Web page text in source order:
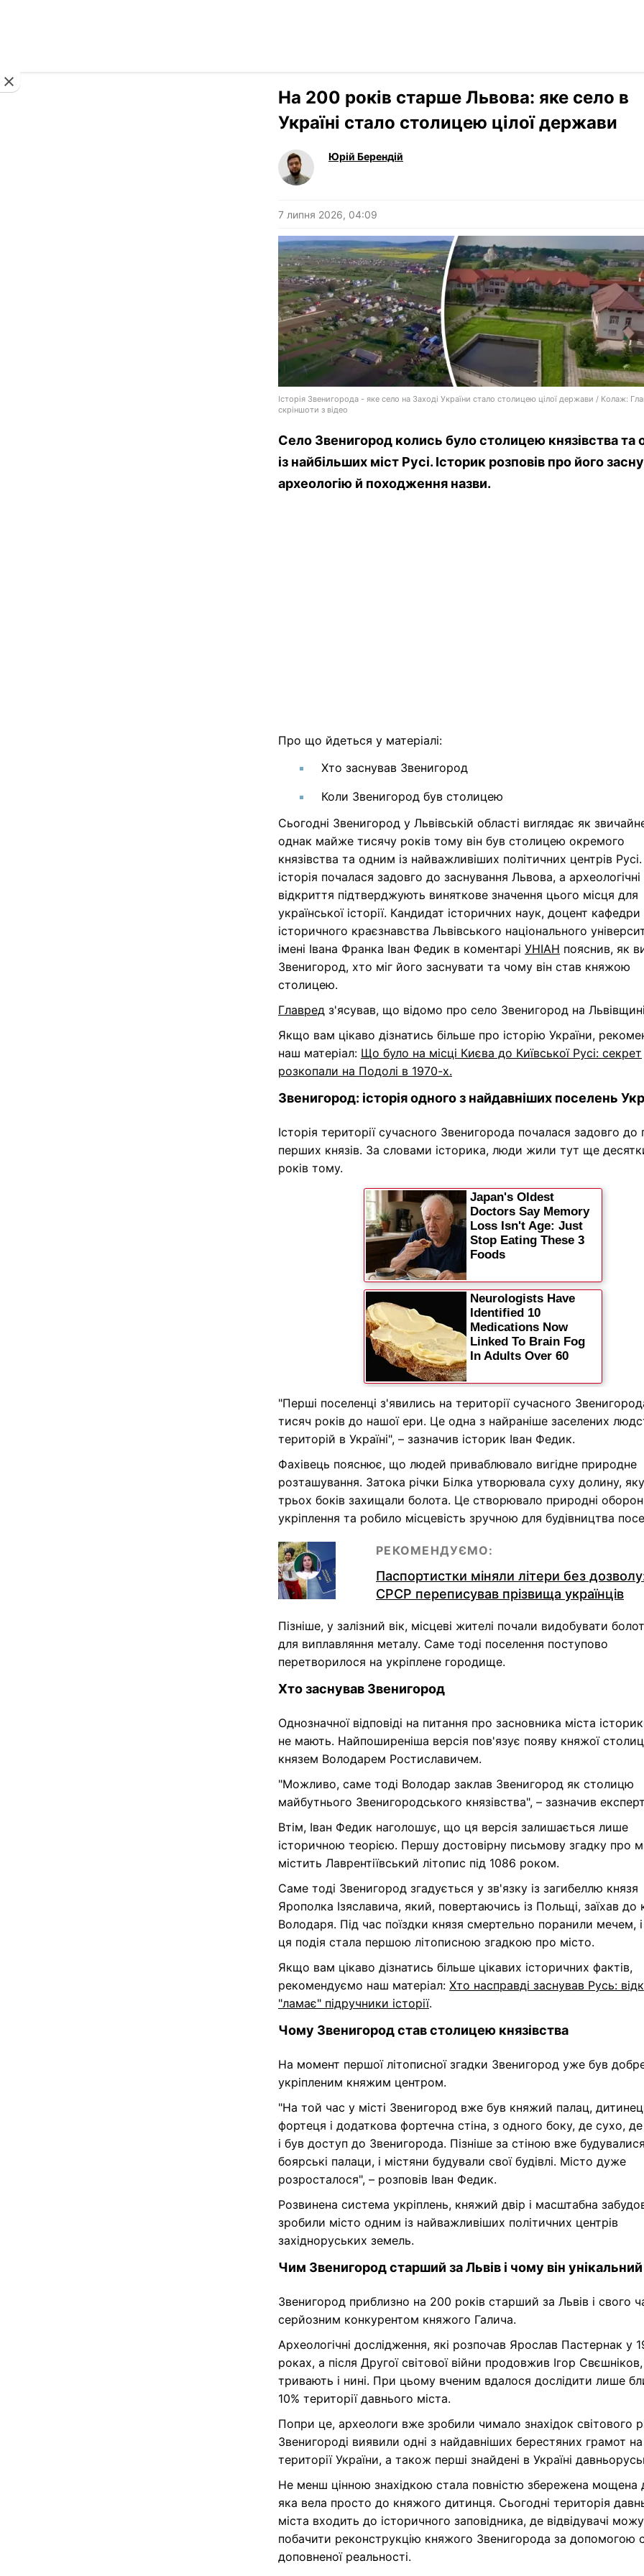
На 200 років старше Львова: яке село в
Україні стало столицею цілої держави
Юрій Берендій
7 липня 2026, 04:09
Історія Звенигорода - яке село на Заході України стало столицею цілої держави / Колаж:
скріншоти з відео
Село Звенигород колись було столицею князівства та
із найбільших міст Русі. Історик розповів про його
археологію й походження назви.
Про що йдеться у матеріалі:
Хто заснував Звенигород
Коли Звенигород був столицею
Сьогодні Звенигород у Львівській області виглядає як
однак майже тисячу років тому він був столицею окремого
князівства та одним із найважливіших політичних центрів
історія почалася задовго до заснування Львова, а археологічні
відкриття підтверджують виняткове значення цього місця для
української історії. Кандидат історичних наук, доцент кафедри
історичного краєзнавства Львівського національного
імені Івана Франка Іван Федик в коментарі УНІАН пояснив, як
Звенигород, хто міг його заснувати та чому він став княжою
столицею.
Главред з'ясував, що відомо про село Звенигород на
Якщо вам цікаво дізнатись більше про історію України,
наш матеріал: Що було на місці Києва до Київської Русі: секрет
розкопали на Подолі в 1970-х.
Звенигород: історія одного з найдавніших поселень
Історія території сучасного Звенигорода почалася задовго до
перших князів. За словами історика, люди жили тут ще
років тому.
"Перші поселенці з'явились на території сучасного
тисяч років до нашої ери. Це одна з найраніше заселених
територій в Україні", – зазначив історик Іван Федик.
Фахівець пояснює, що людей приваблювало вигідне природне
розташування. Затока річки Білка утворювала суху долину,
трьох боків захищали болота. Це створювало природні
укріплення та робило місцевість зручною для будівництва
РЕКОМЕНДУЄМО:
Паспортистки міняли літери без
СРСР переписував прізвища українців
Пізніше, у залізний вік, місцеві жителі почали видобувати
для виплавляння металу. Саме тоді поселення поступово
перетворилося на укріплене городище.
Хто заснував Звенигород
Однозначної відповіді на питання про засновника міста
не мають. Найпоширеніша версія пов'язує появу княжої
князем Володарем Ростиславичем.
"Можливо, саме тоді Володар заклав Звенигород як столицю
майбутнього Звенигородського князівства", – зазначив
Втім, Іван Федик наголошує, що ця версія залишається лише
історичною теорією. Першу достовірну письмову згадку про
містить Лаврентіївський літопис під 1086 роком.
Саме тоді Звенигород згадується у зв'язку із загибеллю князя
Ярополка Ізяславича, який, повертаючись із Польщі, заїхав до
Володаря. Під час поїздки князя смертельно поранили мечем,
ця подія стала першою літописною згадкою про місто.
Якщо вам цікаво дізнатись більше цікавих історичних фактів,
рекомендуємо наш матеріал: Хто насправді заснував Русь:
"ламає" підручники історії.
Чому Звенигород став столицею князівства
На момент першої літописної згадки Звенигород уже був
укріпленим княжим центром.
"На той час у місті Звенигород вже був княжий палац,
фортеця і додаткова фортечна стіна, з одного боку, де сухо,
і був доступ до Звенигорода. Пізніше за стіною вже будувалися
боярські палаци, і містяни будували свої будівлі. Місто дуже
розросталося", – розповів Іван Федик.
Розвинена система укріплень, княжий двір і масштабна
зробили місто одним із найважливіших політичних центрів
західноруських земель.
Чим Звенигород старший за Львів і чому він унікальний
Звенигород приблизно на 200 років старший за Львів і свого
серйозним конкурентом княжого Галича.
Археологічні дослідження, які розпочав Ярослав Пастернак у
роках, а після Другої світової війни продовжив Ігор Свєшніков,
тривають і нині. При цьому вченим вдалося дослідити лише
10% території давнього міста.
Попри це, археологи вже зробили чимало знахідок світового
Звенигороді виявили одні з найдавніших берестяних грамот на
території України, а також перші знайдені в Україні
Не менш цінною знахідкою стала повністю збережена мощена
яка вела просто до княжого дитинця. Сьогодні територія
міста входить до історичного заповідника, де відвідувачі
побачити реконструкцію княжого Звенигорода за допомогою
доповненої реальності.